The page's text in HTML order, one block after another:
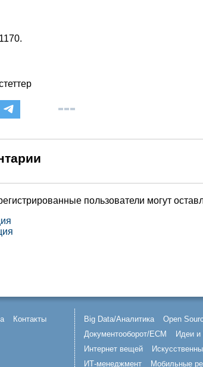
пользователи могут
Контакты Big Data/Аналитика Open
Документооборот/ECM
Идеи и
Интернет вещей
ИТ-менеджмент
Мобильные